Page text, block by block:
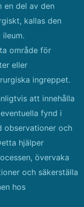
en del av den
kallas den
område för
eller
ingreppet.
att innehålla
fynd i
observationer och
hjälper
övervaka
och säkerställa
hos